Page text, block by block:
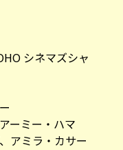
シネマズシャ
ーミー・ハマ
アミラ・カサー